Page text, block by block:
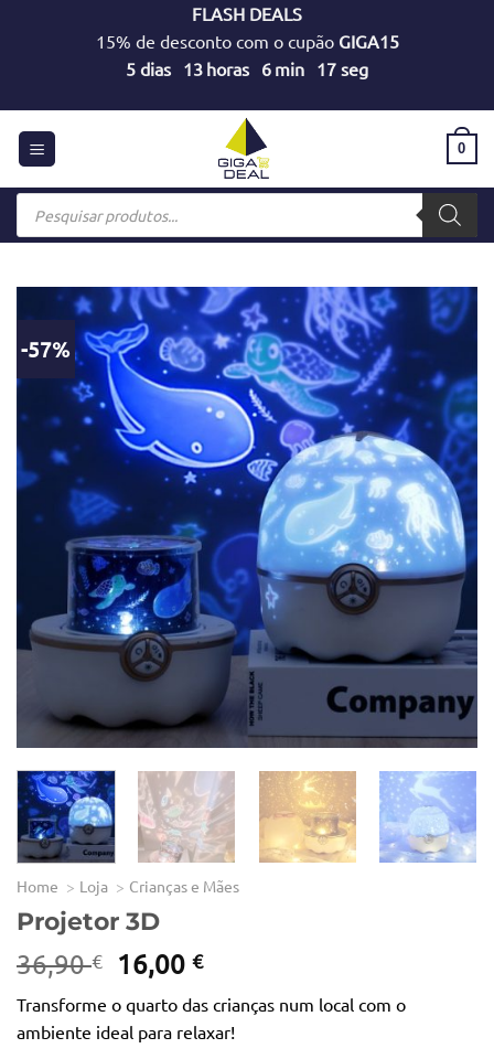
FLASH DEALS
15% de desconto com o cupão GIGA15
5 dias 13 horas 6 min 17 seg
0
Products
search
-57%
Home Loja Crianças e Mães
Projetor 3D
36,90€
O
preço
original
era:
16,00€O
atual
é:
Transforme o quarto das crianças num local com o
ambiente ideal para relaxar!